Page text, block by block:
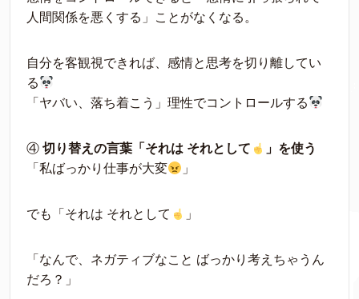
人間関係を悪くする」ことがなくなる。
自分を客観視できれば、感情と思考を切り離してい
る
「ヤバい、落ち着こう」理性でコントロールする
④ 切り替えの言葉「それは それとして
」を使う
「私ばっかり仕事が大変
」
でも「それは それとして 」
「なんで、ネガティブなこと ばっかり考えちゃうん
だろ？」